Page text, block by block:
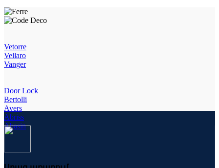
Vetorre
Vellaro
Vanger
Door Lock
Bertolli
Avers
Abriss
Abasin